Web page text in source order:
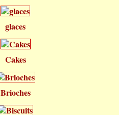
glaces
Cakes
Brioches